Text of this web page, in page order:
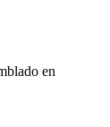
en